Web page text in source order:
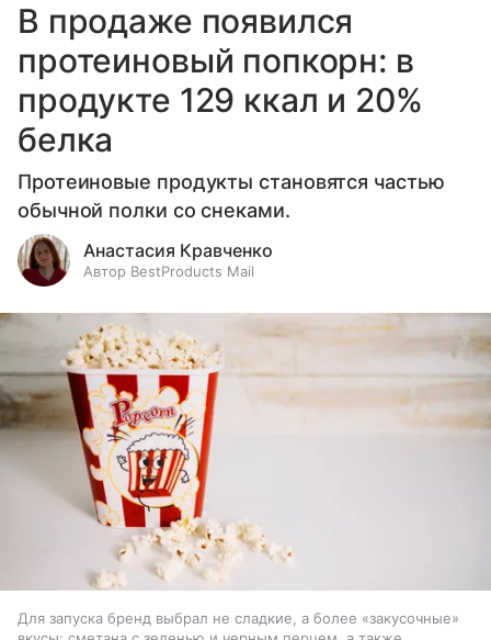
В продаже появился
протеиновый попкорн: в
продукте 129 ккал и 20%
белка
Протеиновые продукты становятся частью
обычной полки со снеками.
Анастасия Кравченко
Автор BestProducts Mail
Для запуска бренд выбрал не сладкие, а более «закусочные»